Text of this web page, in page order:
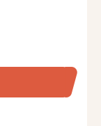
in of